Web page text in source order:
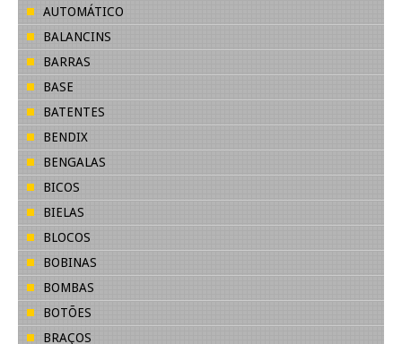
AUTOMÁTICO
BALANCINS
BARRAS
BASE
BATENTES
BENDIX
BENGALAS
BICOS
BIELAS
BLOCOS
BOBINAS
BOMBAS
BOTÕES
BRAÇOS